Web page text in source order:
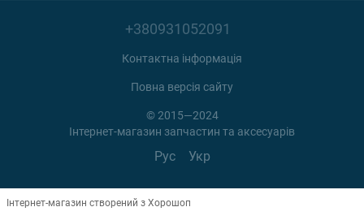
+380931052091
Контактна інформація
Повна версія сайту
© 2015—2024
Інтернет-магазин запчастин та аксесуарів
Рус Укр
Інтернет-магазин створений з Хорошоп